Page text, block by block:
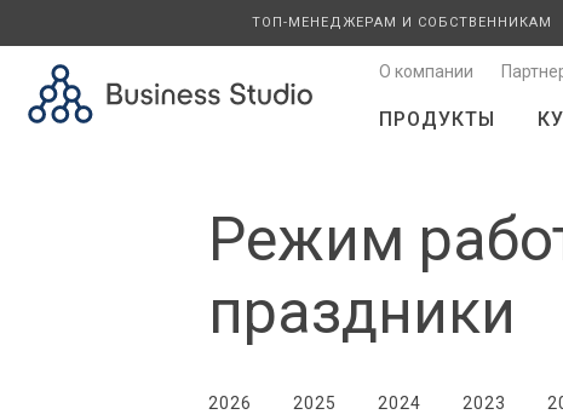
ТОП-МЕНЕДЖЕРАМ И СОБСТВЕННИКАМ
О компании
ПРОДУКТЫ
Режим
праздники
2026 2025 2024 2023